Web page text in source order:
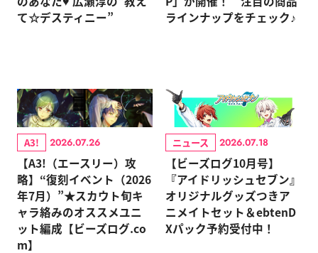
て☆デスティニー”
ラインナップをチェック♪
A3! 2026.07.26
【A3!（エースリー）攻
略】“復刻イベント（2026
年7月）”★スカウト旬キ
ャラ絡みのオススメユニ
ット編成【ビーズログ.co
m】
ニュース 2026.07.18
【ビーズログ10月号】
『アイドリッシュセブン』
オリジナルグッズつきア
ニメイトセット＆ebtenD
Xパック予約受付中！